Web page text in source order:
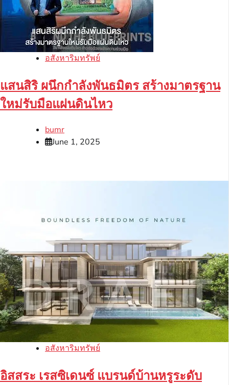
อสังหาริมทรัพย์
แสนสิริ ผนึกกำลังพันธมิตร สร้างมาตรฐาน
ใหม่รับมือแผ่นดินไหว
bumr
June 1, 2025
อสังหาริมทรัพย์
อิสสระ เรสซิเดนซ์ แบรนด์บ้านหรูระดับ